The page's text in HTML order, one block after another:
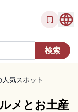
気スポット
メとお土産